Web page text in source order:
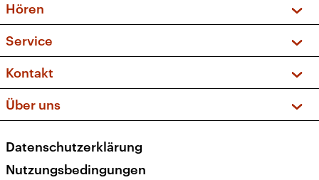
Sendungen und Podcasts
Musikliste
Kakadu – Das Kinderprogramm
Hören
Frequenzen (UKW + DAB+)
Service
FAQ
Apps
Newsletter
Veranstaltungen
Kontakt
Social Media
Über uns
Presse
Karriere
Datenschutzerklärung
Nutzungsbedingungen